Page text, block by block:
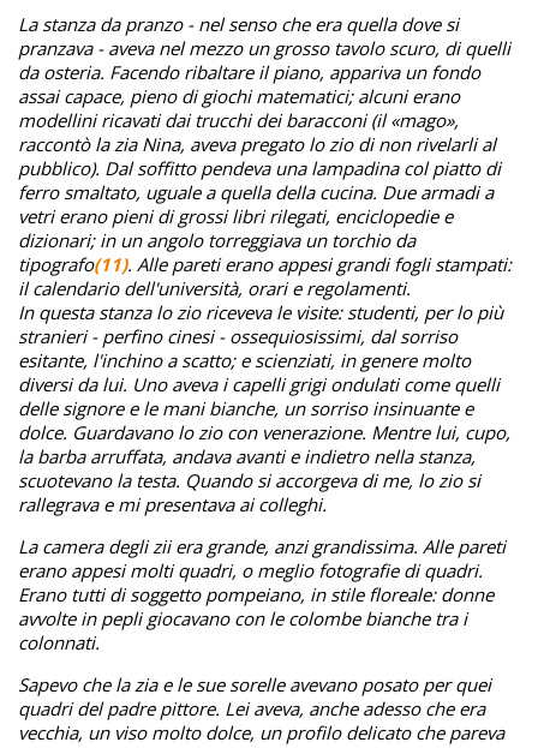
La stanza da pranzo - nel senso che era quella dove si
pranzava - aveva nel mezzo un grosso tavolo scuro, di quelli
da osteria. Facendo ribaltare il piano, appariva un fondo
assai capace, pieno di giochi matematici; alcuni erano
modellini ricavati dai trucchi dei baracconi (il «mago»,
raccontò la zia Nina, aveva pregato lo zio di non rivelarli al
pubblico). Dal soffitto pendeva una lampadina col piatto di
ferro smaltato, uguale a quella della cucina. Due armadi a
vetri erano pieni di grossi libri rilegati, enciclopedie e
dizionari; in un angolo torreggiava un torchio da
tipografo(11). Alle pareti erano appesi grandi fogli stampati:
il calendario dell'università, orari e regolamenti.
In questa stanza lo zio riceveva le visite: studenti, per lo più
stranieri - perfino cinesi - ossequiosissimi, dal sorriso
esitante, l'inchino a scatto; e scienziati, in genere molto
diversi da lui. Uno aveva i capelli grigi ondulati come quelli
delle signore e le mani bianche, un sorriso insinuante e
dolce. Guardavano lo zio con venerazione. Mentre lui, cupo,
la barba arruffata, andava avanti e indietro nella stanza,
scuotevano la testa. Quando si accorgeva di me, lo zio si
rallegrava e mi presentava ai colleghi.
La camera degli zii era grande, anzi grandissima. Alle pareti
erano appesi molti quadri, o meglio fotografie di quadri.
Erano tutti di soggetto pompeiano, in stile floreale: donne
avvolte in pepli giocavano con le colombe bianche tra i
colonnati.
Sapevo che la zia e le sue sorelle avevano posato per quei
quadri del padre pittore. Lei aveva, anche adesso che era
vecchia, un viso molto dolce, un profilo delicato che pareva